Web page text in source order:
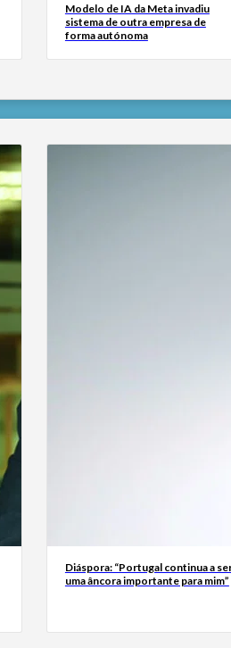
Modelo de IA da Meta invadiu
sistema de outra empresa de
forma autónoma
Diáspora: “Portugal continua a
uma âncora importante para mim”